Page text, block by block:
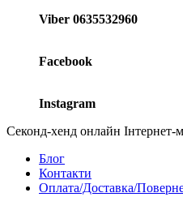
Viber 0635532960
Facebook
Instagram
Секонд-хенд онлайн
Блог
Контакти
Оплата/Доставка/